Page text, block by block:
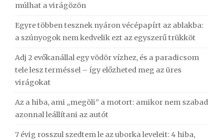
múlhat a virágözön
Egyre többen tesznek nyáron vécépapírt az ablakba:
a szúnyogok nem kedvelik ezt az egyszerű trükköt
Adj 2 evőkanállal egy vödör vízhez, és a paradicsom
tele lesz terméssel – így előzheted meg az üres
virágokat
Az a hiba, ami „megöli” a motort: amikor nem szabad
azonnal leállítani az autót
7 évig rosszul szedtem le az uborka leveleit: 4 hiba,